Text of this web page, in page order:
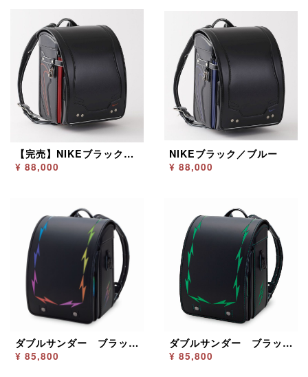
【完売】NIKEブラック／レッド
¥ 88,000
NIKEブラック／ブルー
¥ 88,000
ダブルサンダー ブラック／レインボー
¥ 85,800
ダブルサンダー ブラック／グリーン
¥ 85,800